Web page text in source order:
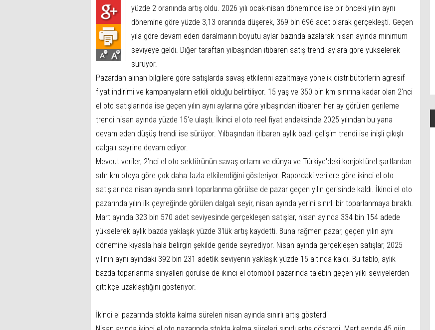
yüzde 2 oranında artış oldu. 2026 yılı ocak-nisan döneminde ise bir önceki yılın aynı
dönemine göre yüzde 3,13 oranında düşerek, 369 bin 696 adet olarak gerçekleşti. Geçen
yıla göre devam eden daralmanın boyutu aylar bazında azalarak nisan ayında minimum
seviyeye geldi. Diğer taraftan yılbaşından itibaren satış trendi aylara göre yükselerek
sürüyor.
Pazardan alınan bilgilere göre satışlarda savaş etkilerini azaltmaya yönelik distribütörlerin agresif
fiyat indirimi ve kampanyaların etkili olduğu belirtiliyor. 15 yaş ve 350 bin km sınırına kadar olan 2'nci
el oto satışlarında ise geçen yılın aynı aylarına göre yılbaşından itibaren her ay görülen gerileme
trendi nisan ayında yüzde 15'e ulaştı. İkinci el oto reel fiyat endeksinde 2025 yılından bu yana
devam eden düşüş trendi ise sürüyor. Yılbaşından itibaren aylık bazlı gelişim trendi ise inişli çıkışlı
dalgalı seyrine devam ediyor.
Mevcut veriler, 2'nci el oto sektörünün savaş ortamı ve dünya ve Türkiye'deki konjoktürel şartlardan
sıfır km otoya göre çok daha fazla etkilendiğini gösteriyor. Rapordaki verilere göre ikinci el oto
satışlarında nisan ayında sınırlı toparlanma görülse de pazar geçen yılın gerisinde kaldı. İkinci el oto
pazarında yılın ilk çeyreğinde görülen dalgalı seyir, nisan ayında yerini sınırlı bir toparlanmaya bıraktı.
Mart ayında 323 bin 570 adet seviyesinde gerçekleşen satışlar, nisan ayında 334 bin 154 adede
yükselerek aylık bazda yaklaşık yüzde 3'lük artış kaydetti. Buna rağmen pazar, geçen yılın aynı
dönemine kıyasla hala belirgin şekilde geride seyrediyor. Nisan ayında gerçekleşen satışlar, 2025
yılının aynı ayındaki 392 bin 231 adetlik seviyenin yaklaşık yüzde 15 altında kaldı. Bu tablo, aylık
bazda toparlanma sinyalleri görülse de ikinci el otomobil pazarında talebin geçen yılki seviyelerden
gittikçe uzaklaştığını gösteriyor.
İkinci el pazarında stokta kalma süreleri nisan ayında sınırlı artış gösterdi